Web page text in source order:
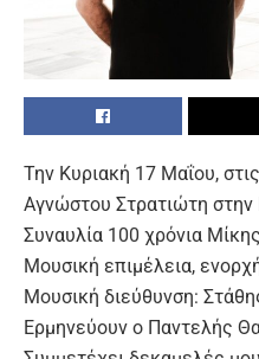
Την Kυριακή 17 Μαΐου,
Αγνώστου Στρατιώτη στην
Συναυλία 100 χρόνια
Μουσική επιμέλεια,
Μουσική διεύθυνση:
Ερμηνεύουν ο Παντελής